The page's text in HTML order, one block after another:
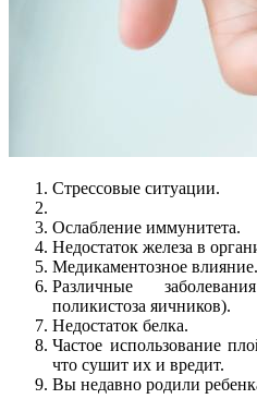
Стрессовые ситуации.
Ослабление иммунитета.
Недостаток железа в
Медикаментозное влияние.
Различные
поликистоза яичников).
Недостаток белка.
Частое использование
что сушит их и вредит.
Вы недавно родили